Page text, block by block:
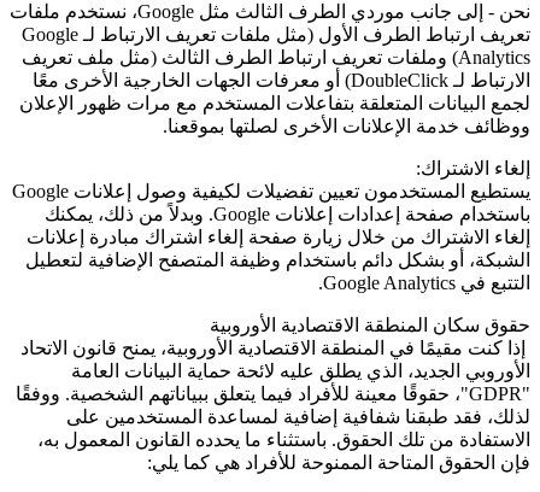
نحن - إلى جانب موردي الطرف الثالث مثل Google، نستخدم ملفات
تعريف ارتباط الطرف الأول (مثل ملفات تعريف الارتباط لـ Google
Analytics) وملفات تعريف ارتباط الطرف الثالث (مثل ملف تعريف
الارتباط لـ DoubleClick) أو معرفات الجهات الخارجية الأخرى معًا
لجمع البيانات المتعلقة بتفاعلات المستخدم مع مرات ظهور الإعلان
ووظائف خدمة الإعلانات الأخرى لصلتها بموقعنا.
إلغاء الاشتراك:
يستطيع المستخدمون تعيين تفضيلات لكيفية وصول إعلانات Google
باستخدام صفحة إعدادات إعلانات Google. وبدلاً من ذلك، يمكنك
إلغاء الاشتراك من خلال زيارة صفحة إلغاء اشتراك مبادرة إعلانات
الشبكة، أو بشكل دائم باستخدام وظيفة المتصفح الإضافية لتعطيل
التتبع في Google Analytics
.
حقوق سكان المنطقة الاقتصادية الأوروبية
إذا كنت مقيمًا في المنطقة الاقتصادية الأوروبية، يمنح قانون الاتحاد
الأوروبي الجديد، الذي يطلق عليه لائحة حماية البيانات العامة
"GDPR"، حقوقًا معينة للأفراد فيما يتعلق ببياناتهم الشخصية. ووفقًا
لذلك، فقد طبقنا شفافية إضافية لمساعدة المستخدمين على
الاستفادة من تلك الحقوق. باستثناء ما يحدده القانون المعمول به،
فإن الحقوق المتاحة الممنوحة للأفراد هي كما يلي: